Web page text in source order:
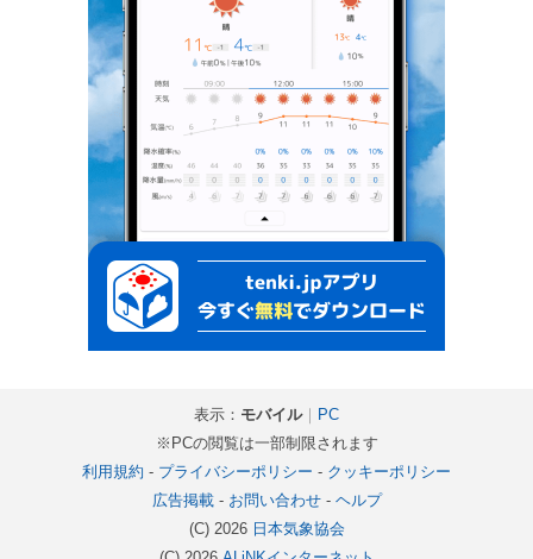
表示： モバイル｜ PC
※PCの閲覧は一部制限されます
利用規約 - プライバシーポリシー - クッキーポリシー
広告掲載- お問い合わせ- ヘルプ
(C) 2026 日本気象協会